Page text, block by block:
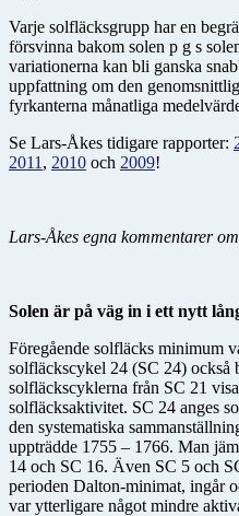
Varje solfläcksgrupp har en
försvinna bakom solen p g s
variationerna kan bli ganska
uppfattning om den
fyrkanterna månatliga
Se Lars-Åkes tidigare rapporter:
2011 , 2010 och 2009!
Lars-Åkes egna kommentarer
Solen är på väg in i ett nytt
Föregående solfläcks minimum
solfläckscykel 24 (SC 24) också
solfläckscyklerna från SC 21
solfläcksaktivitet. SC 24 anges
den systematiska
uppträdde 1755 – 1766. Man
14 och SC 16. Även SC 5 och
perioden Dalton-minimat, ingår
var ytterligare något mindre